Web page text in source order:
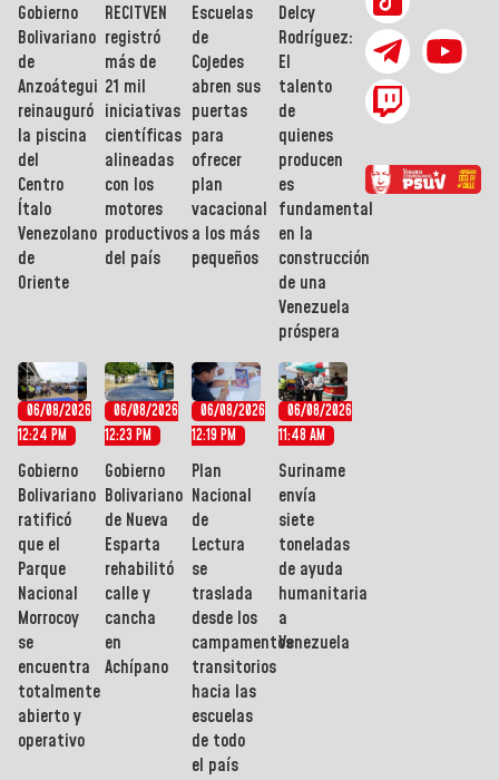
Gobierno
Bolivariano
de
Anzoátegui
reinauguró
la piscina
del
Centro
Ítalo
Venezolano
de
Oriente
RECITVEN
registró
más de
21 mil
iniciativas
científicas
alineadas
con los
motores
productivos
del país
Escuelas
de
Cojedes
abren sus
puertas
para
ofrecer
plan
vacacional
a los más
pequeños
Delcy
Rodríguez:
El
talento
de
quienes
producen
es
fundamental
en la
construcción
de una
Venezuela
próspera
06/08/2026
12:24 PM
Gobierno
Bolivariano
ratificó
que el
Parque
Nacional
Morrocoy
se
encuentra
totalmente
abierto y
operativo
06/08/2026
12:23 PM
Gobierno
Bolivariano
de Nueva
Esparta
rehabilitó
calle y
cancha
en
Achípano
06/08/2026
12:19 PM
Plan
Nacional
de
Lectura
se
traslada
desde los
campamentos
transitorios
hacia las
escuelas
de todo
el país
06/08/2026
11:48 AM
Suriname
envía
siete
toneladas
de ayuda
humanitaria
a
Venezuela